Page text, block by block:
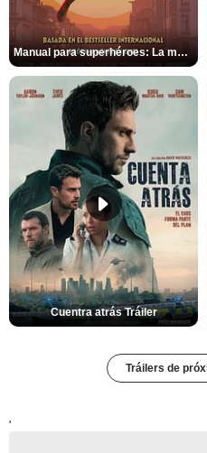
Manual para superhéroes: La máscara roja Tráiler
Cuentra atrás Tráiler
Tráilers de
'